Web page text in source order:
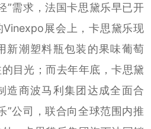
需求，法国卡思黛乐早已开
展会上，卡思黛乐现
新潮塑料瓶包装的果味葡萄
目光；而去年年底，卡思黛
造商波马利集团达成全面合
”公司，联合向全球范围内推